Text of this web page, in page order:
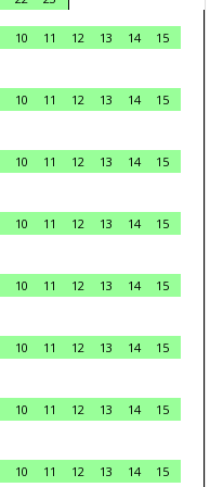
10 11 12 13 14
15
10 11 12 13 14
15
10 11 12 13 14
15
10 11 12 13 14
15
10 11 12 13 14
15
10 11 12 13 14
15
10 11 12 13 14
15
10 11 12 13 14
15